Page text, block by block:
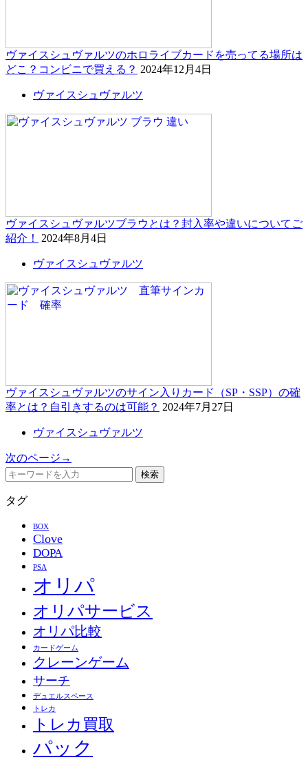
ヴァイスシュヴァルツのホロライブカードを売ってる場所は
どこ？コンビニで買える？ 2024年12月4日
ヴァイスシュヴァルツ
ヴァイスシュヴァルツブラウとは？封入率や違いについてご
紹介！
2024年8月4日
ヴァイスシュヴァルツ
ヴァイスシュヴァルツのサイン入りカード（SP・SSP）の確
率とは？自引きするのは可能？ 2024年7月27日
ヴァイスシュヴァルツ
次のページ→
検索
タグ
BOX
Clove
DOPA
PSA
オリパ
オリパサービス
オリパ比較
カードゲーム
クレーンゲーム
サーチ
デュエルスペース
トレカ
トレカ買取
パック